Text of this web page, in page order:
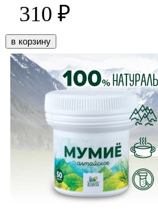
310 ₽
в корзину